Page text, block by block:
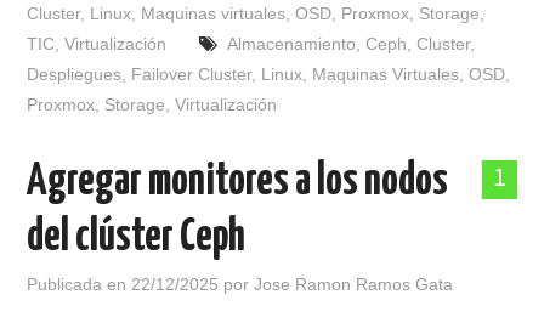
Cluster, Linux Maquinas virtuales ,OSD Proxmox Storage
TIC ,Virtualización Almacenamiento Ceph Cluster,
Despliegues Failover Cluster, Linux Maquinas Virtuales ,OSD
Proxmox Storage ,Virtualización
1
Agregar monitores a los nodos
del clúster Ceph
Publicada en 22/12/2025 porJose Ramon Ramos Gata